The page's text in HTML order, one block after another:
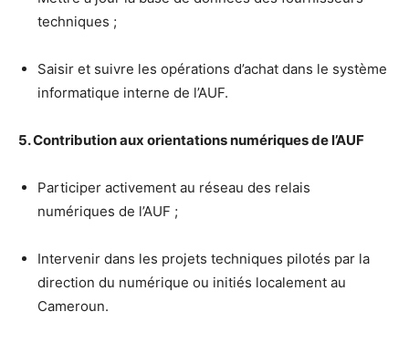
techniques ;
Saisir et suivre les opérations d’achat dans le système
informatique interne de l’AUF.
5. Contribution aux orientations numériques de l’AUF
Participer activement au réseau des relais
numériques de l’AUF ;
Intervenir dans les projets techniques pilotés par la
direction du numérique ou initiés localement au
Cameroun.